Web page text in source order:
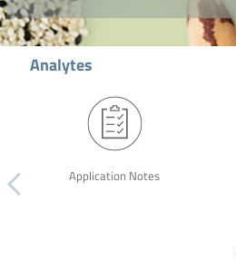
Analytes
Application Notes